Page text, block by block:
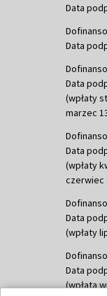
Data
Data
Data
(wpłaty
marzec
Data
(wpłaty
czerwiec
Data
(wpłaty
Data
(wpłata